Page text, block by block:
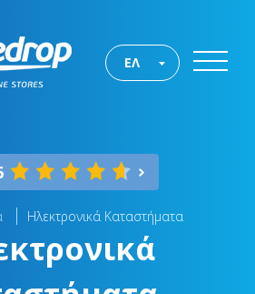
ΕΛ
Ηλεκτρονικά Καταστήματα